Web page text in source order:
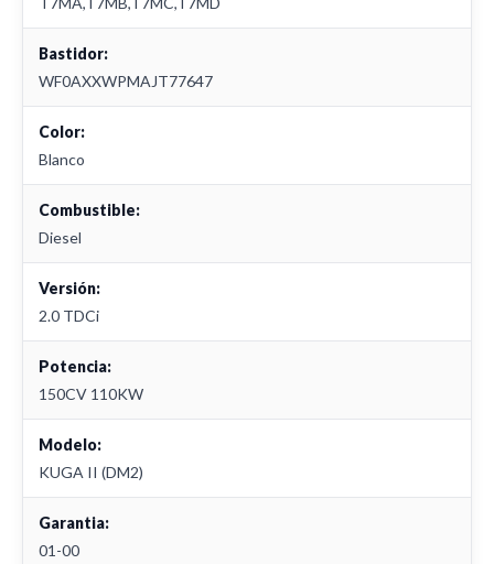
Bastidor:
WF0AXXWPMAJT77647
Color:
Blanco
Combustible:
Diesel
Versión:
2.0 TDCi
Potencia:
150CV 110KW
Modelo:
KUGA II (DM2)
Garantia:
01-00